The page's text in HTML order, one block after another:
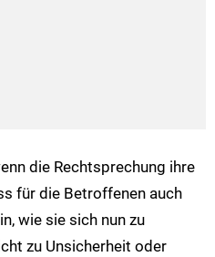
die Rechtsprechung ihre
für die Betroffenen auch
wie sie sich nun zu
zu Unsicherheit oder